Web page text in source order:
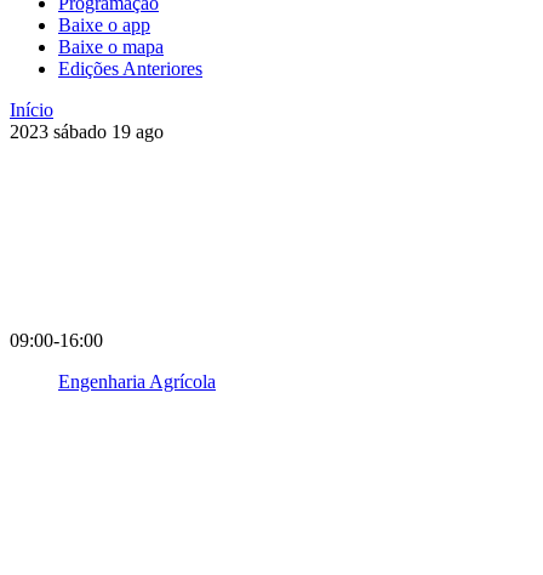
Baixe o app
Baixe o mapa
Edições Anteriores
Início
2023 sábado 19 ago
09:00-16:00
Engenharia Agrícola